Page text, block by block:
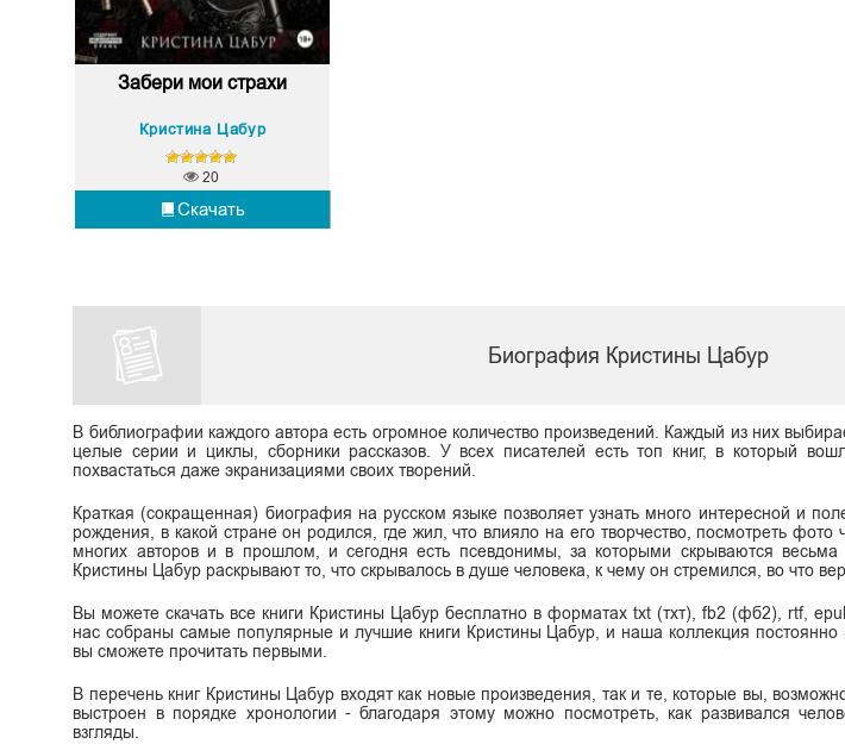
Забери мои страхи
Кристина Цабур
Скачать
20
Биография Кристины Цабур
В библиографии каждого автора есть огромное количество произведений. Каждый из них
целые серии и циклы, сборники рассказов. У всех писателей есть топ книг, в который
похвастаться даже экранизациями своих творений.
Краткая (сокращенная) биография на русском языке позволяет узнать много интересной и
рождения, в какой стране он родился, где жил, что влияло на его творчество, посмотреть
многих авторов и в прошлом, и сегодня есть псевдонимы, за которыми скрываются
Кристины Цабур раскрывают то, что скрывалось в душе человека, к чему он стремился, во что
Вы можете скачать все книги Кристины Цабур бесплатно в форматах txt (тхт), fb2 (фб2), rtf,
нас собраны самые популярные и лучшие книги Кристины Цабур, и наша коллекция постоянно
вы сможете прочитать первыми.
В перечень книг Кристины Цабур входят как новые произведения, так и те, которые вы,
выстроен в порядке хронологии - благодаря этому можно посмотреть, как развивался
взгляды.